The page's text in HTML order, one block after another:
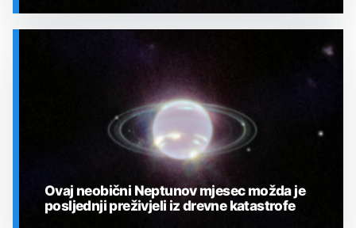
Ovaj neobični Neptunov mjesec možda je
posljednji preživjeli iz drevne katastrofe